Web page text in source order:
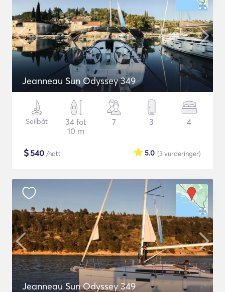
Jeanneau Sun Odyssey 349
Seilbåt
34 fot
10 m
7 3 4
$540 /natt (3vurderinger)
5.0
Jeanneau Sun Odyssey 349